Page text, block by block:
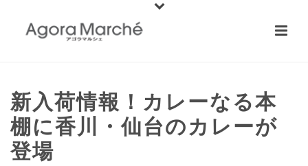
新入荷情報！カレーなる本
棚に香川・仙台のカレーが
登場